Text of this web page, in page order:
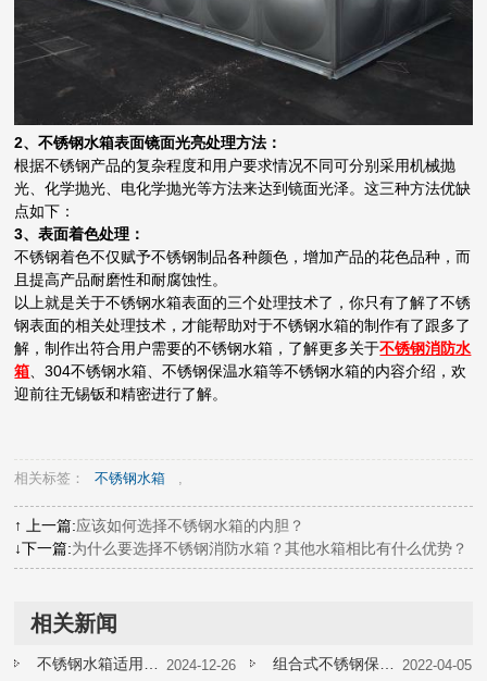
2、不锈钢水箱表面镜面光亮处理方法：
根据不锈钢产品的复杂程度和用户要求情况不同可分别采用机械抛
光、化学抛光、电化学抛光等方法来达到镜面光泽。这三种方法优缺
点如下：
3、表面着色处理：
不锈钢着色不仅赋予不锈钢制品各种颜色，增加产品的花色品种，而
且提高产品耐磨性和耐腐蚀性。
以上就是关于不锈钢水箱表面的三个处理技术了，你只有了解了不锈
钢表面的相关处理技术，才能帮助对于不锈钢水箱的制作有了跟多了
解，制作出符合用户需要的不锈钢水箱，了解更多关于不锈钢消防水
箱 、304不锈钢水箱、不锈钢保温水箱等不锈钢水箱的内容介绍，欢
迎前往无锡钣和精密进行了解。
相关标签： 不锈钢水箱
↑ 上一篇:应该如何选择不锈钢水箱的内胆？
↓下一篇:为什么要选择不锈钢消防水箱？其他水箱相比有什么优势？
相关新闻
2024-12-26 2022-04-05